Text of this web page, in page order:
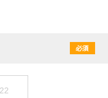
必須